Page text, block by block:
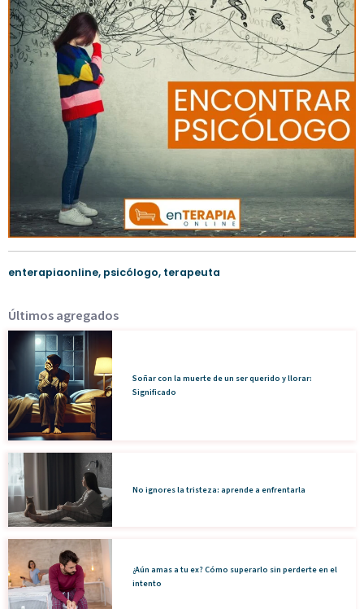
enterapiaonline, psicólogo, terapeuta
Últimos agregados
Soñar con la muerte de un ser querido y llorar:
Significado
No ignores la tristeza: aprende a enfrentarla
¿Aún amas a tu ex? Cómo superarlo sin perderte en el
intento